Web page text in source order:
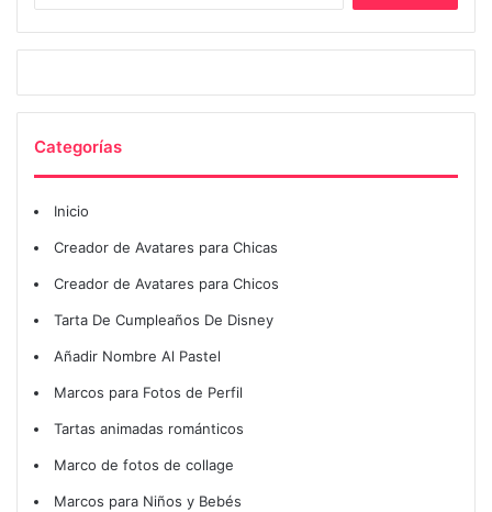
Categorías
Inicio
Creador de Avatares para Chicas
Creador de Avatares para Chicos
Tarta De Cumpleaños De Disney
Añadir Nombre Al Pastel
Marcos para Fotos de Perfil
Tartas animadas románticos
Marco de fotos de collage
Marcos para Niños y Bebés